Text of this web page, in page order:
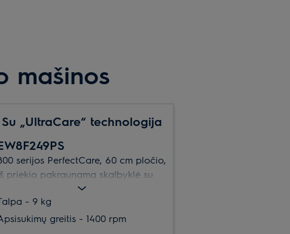
mašinos
Su „UltraCare“ technologija
serijos PerfectCare, 60 cm pločio,
priekio pakraunama skalbyklė su
- 9 kg
greitis - 1400 rpm